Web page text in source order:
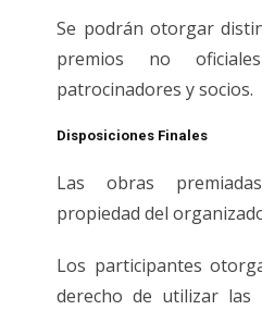
Se podrán otorgar
premios no
patrocinadores y socios.
Disposiciones Finales
Las obras
propiedad del
Los participantes
derecho de utilizar las